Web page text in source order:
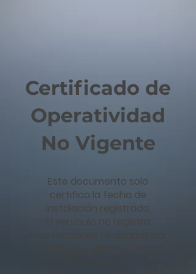
Certificado de
Operatividad
No Vigente
Este documento solo
certifica la fecha de
instalación registrada.
El vehículo no registra